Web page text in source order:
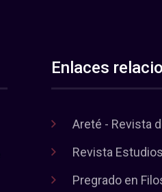
Enlaces
Areté - Revista
Revista
Pregrado en